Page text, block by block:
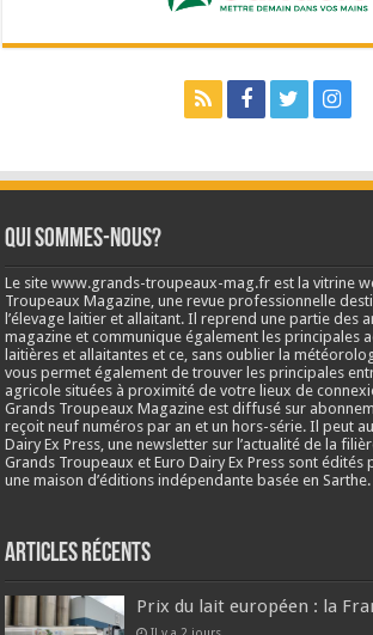
Qui sommes-nous?
Le site www.grands-troupeaux-mag.fr est la vitrine
Troupeaux Magazine, une revue professionnelle
l’élevage laitier et allaitant. Il reprend une partie des
magazine et communique également les principales
laitières et allaitantes et ce, sans oublier la
vous permet également de trouver les principales
agricole situées à proximité de votre lieux de
Grands Troupeaux Magazine est diffusé sur
reçoit neuf numéros par an et un hors-série. Il peut
Dairy Ex Press, une newsletter sur l’actualité de la
Grands Troupeaux et Euro Dairy Ex Press sont édités
une maison d’éditions indépendante basée en Sarthe.
Articles récents
Prix du lait européen : la
Il y a 2 jours